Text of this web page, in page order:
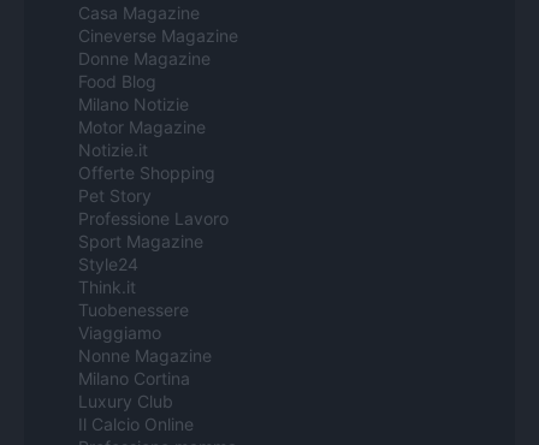
Casa Magazine
Cineverse Magazine
Donne Magazine
Food Blog
Milano Notizie
Motor Magazine
Notizie.it
Offerte Shopping
Pet Story
Professione Lavoro
Sport Magazine
Style24
Think.it
Tuobenessere
Viaggiamo
Nonne Magazine
Milano Cortina
Luxury Club
Il Calcio Online